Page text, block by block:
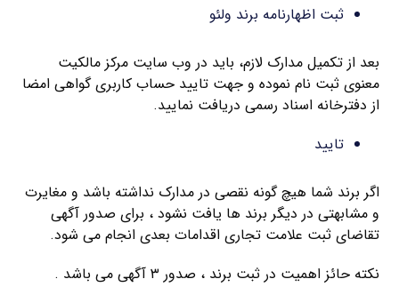
ثبت اظهارنامه برند ولئو
بعد از تکمیل مدارک لازم، باید در وب سایت مرکز مالکیت
معنوی ثبت نام نموده و جهت تایید حساب کاربری گواهی امضا
از دفترخانه اسناد رسمی دریافت نمایید.
تایید
اگر برند شما هیچ گونه نقصی در مدارک نداشته باشد و مغایرت
و مشابهتی در دیگر برند ها یافت نشود ، برای صدور آگهی
تقاضای ثبت علامت تجاری اقدامات بعدی انجام می شود.
نکته حائز اهمیت در ثبت برند ، صدور ۳ آگهی می باشد .